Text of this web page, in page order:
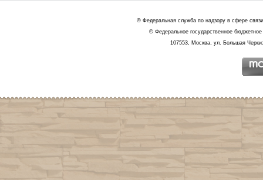
© Федеральная служба по надзору в сфере
© Федеральное государственное
107553, Москва, ул. Большая